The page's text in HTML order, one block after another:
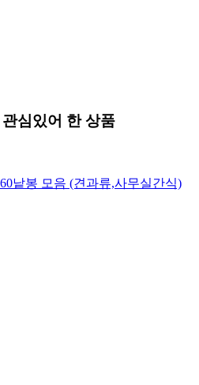
심있어 한 상품
낱봉 모음 (견과류,사무실간식)